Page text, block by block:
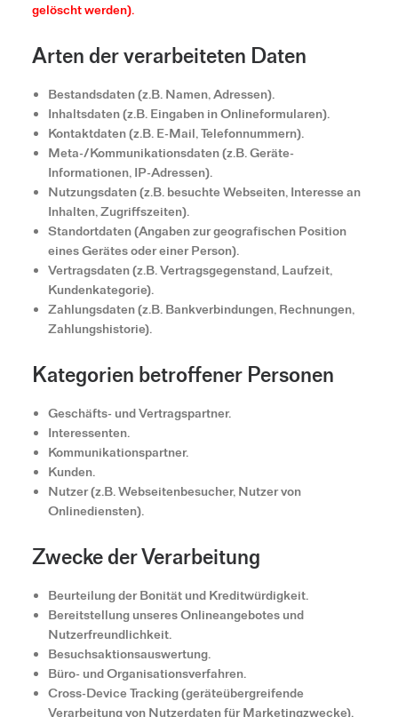
gelöscht werden).
Arten der verarbeiteten Daten
Bestandsdaten (z.B. Namen, Adressen).
Inhaltsdaten (z.B. Eingaben in Onlineformularen).
Kontaktdaten (z.B. E-Mail, Telefonnummern).
Meta-/Kommunikationsdaten (z.B. Geräte-
Informationen, IP-Adressen).
Nutzungsdaten (z.B. besuchte Webseiten, Interesse an
Inhalten, Zugriffszeiten).
Standortdaten (Angaben zur geografischen Position
eines Gerätes oder einer Person).
Vertragsdaten (z.B. Vertragsgegenstand, Laufzeit,
Kundenkategorie).
Zahlungsdaten (z.B. Bankverbindungen, Rechnungen,
Zahlungshistorie).
Kategorien betroffener Personen
Geschäfts- und Vertragspartner.
Interessenten.
Kommunikationspartner.
Kunden.
Nutzer (z.B. Webseitenbesucher, Nutzer von
Onlinediensten).
Zwecke der Verarbeitung
Beurteilung der Bonität und Kreditwürdigkeit.
Bereitstellung unseres Onlineangebotes und
Nutzerfreundlichkeit.
Besuchsaktionsauswertung.
Büro- und Organisationsverfahren.
Cross-Device Tracking (geräteübergreifende
Verarbeitung von Nutzerdaten für Marketingzwecke).